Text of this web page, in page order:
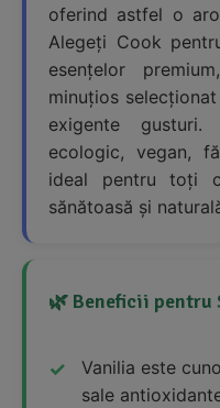
oferind astfel o
Alegeți Cook
esențelor
minuțios
exigente
ecologic, vegan,
ideal pentru toți
sănătoasă și
🌿 Beneficii pentru
Vanilia este
sale